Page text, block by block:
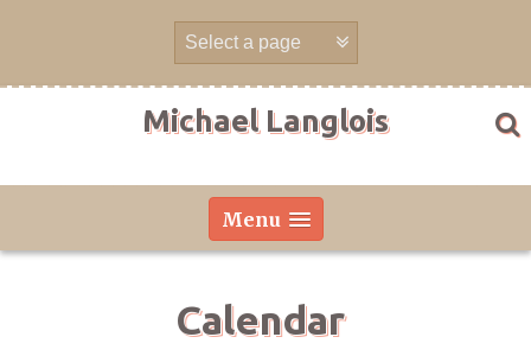
Michael Langlois
Menu
Calendar